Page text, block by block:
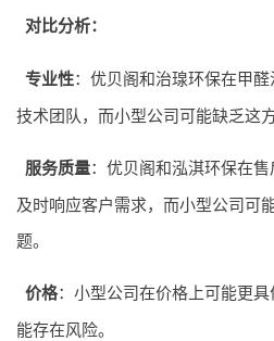
对比分析：
专业性：优贝阁和治瑔环保在甲
技术团队，而小型公司可能缺乏这
服务质量：优贝阁和泓淇环保在
及时响应客户需求，而小型公司可
题。
价格：小型公司在价格上可能更
能存在风险。